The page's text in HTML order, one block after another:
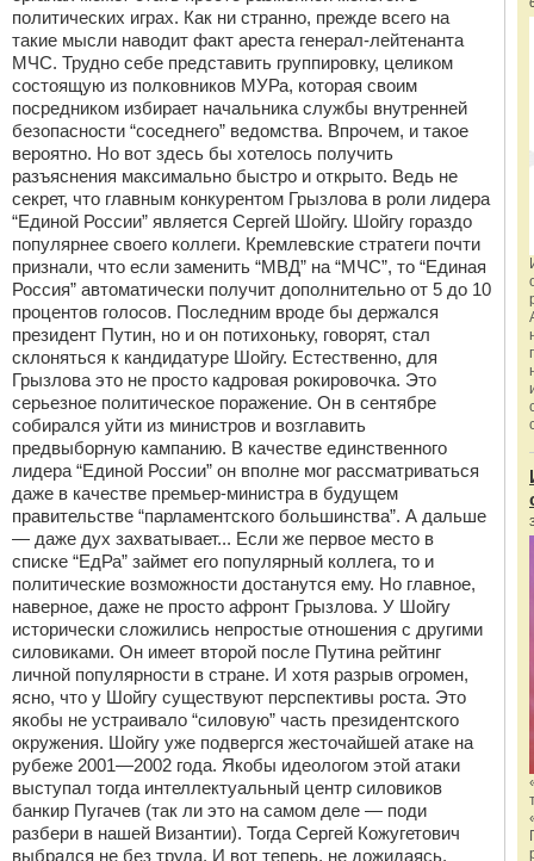
политических играх. Как ни странно, прежде всего на
такие мысли наводит факт ареста генерал-лейтенанта
МЧС. Трудно себе представить группировку, целиком
состоящую из полковников МУРа, которая своим
посредником избирает начальника службы внутренней
безопасности “соседнего” ведомства. Впрочем, и такое
вероятно. Но вот здесь бы хотелось получить
разъяснения максимально быстро и открыто. Ведь не
секрет, что главным конкурентом Грызлова в роли лидера
“Единой России” является Сергей Шойгу. Шойгу гораздо
популярнее своего коллеги. Кремлевские стратеги почти
признали, что если заменить “МВД” на “МЧС”, то “Единая
Россия” автоматически получит дополнительно от 5 до 10
процентов голосов. Последним вроде бы держался
президент Путин, но и он потихоньку, говорят, стал
склоняться к кандидатуре Шойгу. Естественно, для
Грызлова это не просто кадровая рокировочка. Это
серьезное политическое поражение. Он в сентябре
собирался уйти из министров и возглавить
предвыборную кампанию. В качестве единственного
лидера “Единой России” он вполне мог рассматриваться
даже в качестве премьер-министра в будущем
правительстве “парламентского большинства”. А дальше
— даже дух захватывает... Если же первое место в
списке “ЕдРа” займет его популярный коллега, то и
политические возможности достанутся ему. Но главное,
наверное, даже не просто афронт Грызлова. У Шойгу
исторически сложились непростые отношения с другими
силовиками. Он имеет второй после Путина рейтинг
личной популярности в стране. И хотя разрыв огромен,
ясно, что у Шойгу существуют перспективы роста. Это
якобы не устраивало “силовую” часть президентского
окружения. Шойгу уже подвергся жесточайшей атаке на
рубеже 2001—2002 года. Якобы идеологом этой атаки
выступал тогда интеллектуальный центр силовиков
банкир Пугачев (так ли это на самом деле — поди
разбери в нашей Византии). Тогда Сергей Кожугетович
выбрался не без труда. И вот теперь, не дожидаясь,